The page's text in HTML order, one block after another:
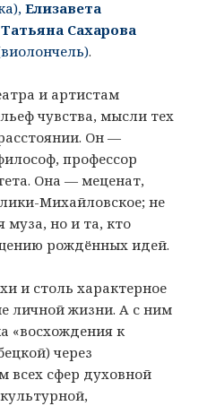
Елизавета
Татьяна Сахарова
.
и артистам
чувства, мысли тех
Он —
профессор
Она — меценат,
Михайловское; не
но и та, кто
рождённых идей.
и столь характерное
личной жизни. А с ним
«восхождения к
через
всех сфер духовной